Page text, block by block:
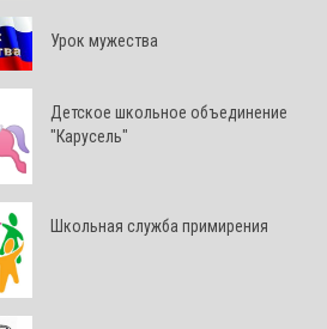
Урок мужества
Детское школьное объединение
"Карусель"
Школьная служба примирения